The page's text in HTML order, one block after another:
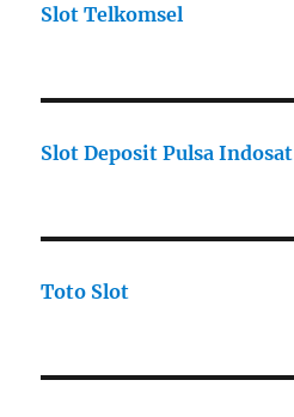
Slot Telkomsel
Slot Deposit Pulsa Indosat
Toto Slot